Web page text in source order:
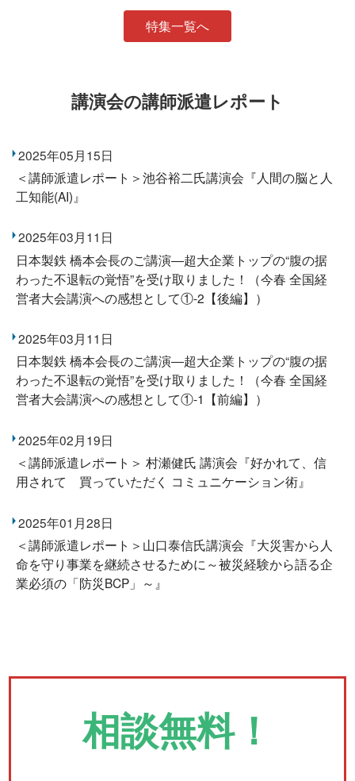
特集一覧へ
講演会の講師派遣レポート
2025年05月15日
＜講師派遣レポート＞池谷裕二氏講演会『人間の脳と人
工知能(AI)』
2025年03月11日
日本製鉄 橋本会長のご講演―超大企業トップの“腹の据
わった不退転の覚悟”を受け取りました！（今春 全国経
営者大会講演への感想として①-2【後編】）
2025年03月11日
日本製鉄 橋本会長のご講演―超大企業トップの“腹の据
わった不退転の覚悟”を受け取りました！（今春 全国経
営者大会講演への感想として①-1【前編】）
2025年02月19日
＜講師派遣レポート＞ 村瀬健氏 講演会『好かれて、信
用されて 買っていただく コミュニケーション術』
2025年01月28日
＜講師派遣レポート＞山口泰信氏講演会『大災害から人
命を守り事業を継続させるために～被災経験から語る企
業必須の「防災BCP」～』
相談無料！